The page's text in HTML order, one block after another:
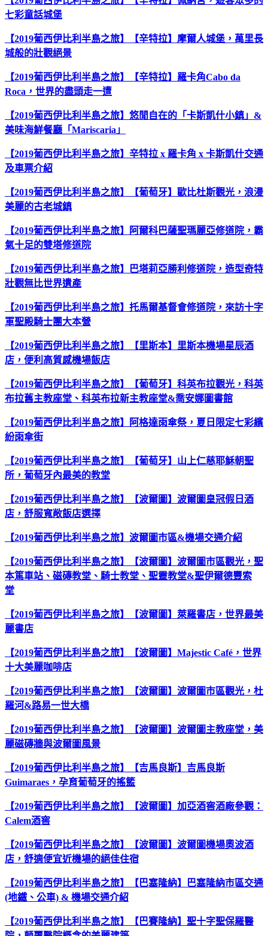
七彩童話城堡
【2019葡西伊比利半島之旅】【辛特拉】摩爾人城堡，萬里長
城般的壯觀絕景
【2019葡西伊比利半島之旅】【辛特拉】羅卡角Cabo da
Roca，世界的盡頭走一遭
【2019葡西伊比利半島之旅】悠閒自在的「卡斯凱什小鎮」&
美味海鮮餐廳「Mariscaria」
【2019葡西伊比利半島之旅】辛特拉 x 羅卡角 x 卡斯凱什交通
及車票介紹
【2019葡西伊比利半島之旅】【葡萄牙】歐比杜斯觀光，浪漫
美麗的古老城鎮
【2019葡西伊比利半島之旅】阿爾科巴薩聖瑪麗亞修道院，霸
氣十足的雙塔修道院
【2019葡西伊比利半島之旅】巴塔莉亞勝利修道院，造型奇特
壯觀無比世界遺產
【2019葡西伊比利半島之旅】托馬爾基督會修道院，來訪十字
軍聖殿騎士團大本營
【2019葡西伊比利半島之旅】【里斯本】里斯本機場星辰酒
店，便利高質感機場飯店
【2019葡西伊比利半島之旅】【葡萄牙】科英布拉觀光，科英
布拉舊主教座堂、科英布拉新主教座堂&喬安娜圖書館
【2019葡西伊比利半島之旅】阿格達雨傘祭，夏日限定七彩繽
紛雨傘街
【2019葡西伊比利半島之旅】【葡萄牙】山上仁慈耶穌朝聖
所，葡萄牙內最美的教堂
【2019葡西伊比利半島之旅】【波爾圖】波爾圖皇冠假日酒
店，舒服寬敞飯店選擇
【2019葡西伊比利半島之旅】波爾圖市區&機場交通介紹
【2019葡西伊比利半島之旅】【波爾圖】波爾圖市區觀光，聖
本篤車站、磁磚教堂、騎士教堂、聖靈教堂&聖伊爾德豐索
堂
【2019葡西伊比利半島之旅】【波爾圖】萊羅書店，世界最美
麗書店
【2019葡西伊比利半島之旅】【波爾圖】Majestic Café，世界
十大美麗咖啡店
【2019葡西伊比利半島之旅】【波爾圖】波爾圖市區觀光，杜
羅河&路易一世大橋
【2019葡西伊比利半島之旅】【波爾圖】波爾圖主教座堂，美
麗磁磚牆與波爾圖風景
【2019葡西伊比利半島之旅】【吉馬良斯】吉馬良斯
Guimaraes，孕育葡萄牙的搖籃
【2019葡西伊比利半島之旅】【波爾圖】加亞酒窖酒廠參觀：
Calem酒窖
【2019葡西伊比利半島之旅】【波爾圖】波爾圖機場奧波酒
店，舒適便宜近機場的絕佳住宿
【2019葡西伊比利半島之旅】【巴塞隆納】巴塞隆納市區交通
(地鐵、公車) & 機場交通介紹
【2019葡西伊比利半島之旅】【巴賽隆納】聖十字聖保羅醫